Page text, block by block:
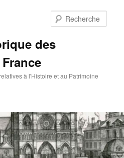
des
à l'Histoire et au Patrimoine